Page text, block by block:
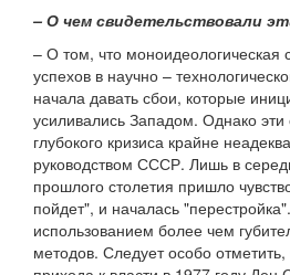
– О чем свидетельствовали
– О том, что моноидеологическая
успехов в научно –
начала давать сбои, которые
усиливались Западом. Однако
глубокого кризиса крайне
руководством СССР. Лишь в
прошлого столетия пришло
пойдет", и началась
использованием более чем
методов. Следует особо